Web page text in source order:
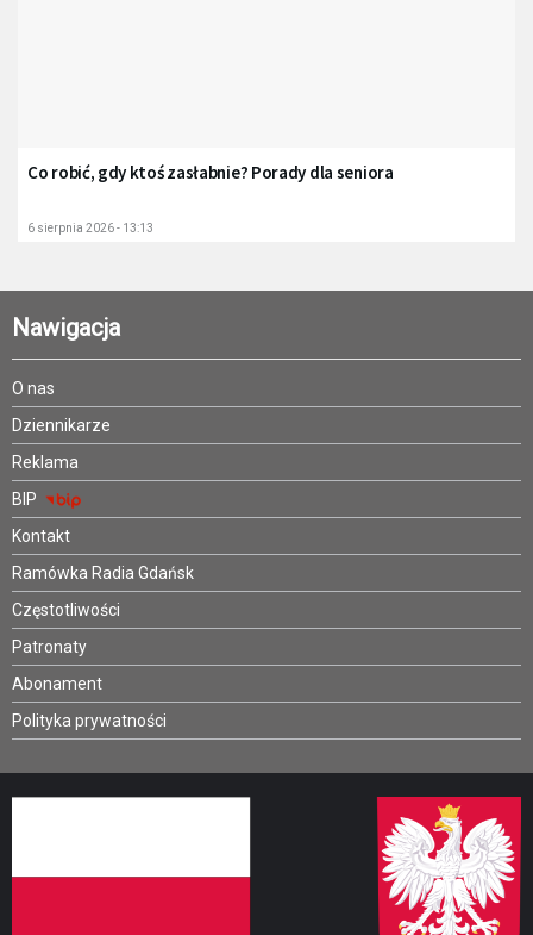
Co robić, gdy ktoś zasłabnie? Porady dla seniora
6 sierpnia 2026 - 13:13
Nawigacja
O nas
Dziennikarze
Reklama
BIP
Kontakt
Ramówka Radia Gdańsk
Częstotliwości
Patronaty
Abonament
Polityka prywatności